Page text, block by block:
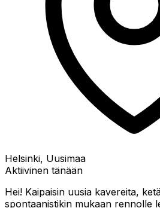
Helsinki, Uusimaa
Aktiivinen tänään
Hei! Kaipaisin uusia kavereita,
spontaanistikin mukaan rennolle